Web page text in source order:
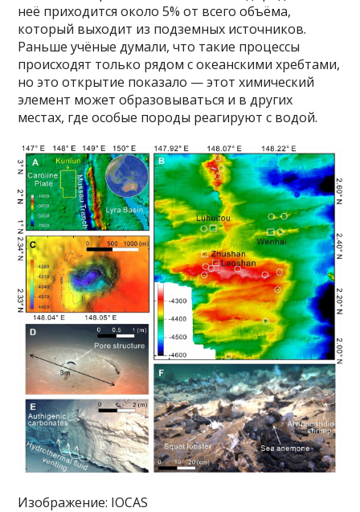
неё приходится около 5% от всего объёма,
который выходит из подземных источников.
Раньше учёные думали, что такие процессы
происходят только рядом с океанскими хребтами,
но это открытие показало — этот химический
элемент может образовываться и в других
местах, где особые породы реагируют с водой.
Изображение: IOCAS